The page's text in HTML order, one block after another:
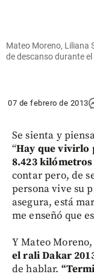
Mateo Moreno, Liliana
de descanso durante
07 de febrero de 2013
Se sienta y
“Hay que vivirlo
8.423
contar pero, de
persona vive su
asegura, está
me enseñó que
Y Mateo
el rali Dakar
de hablar.